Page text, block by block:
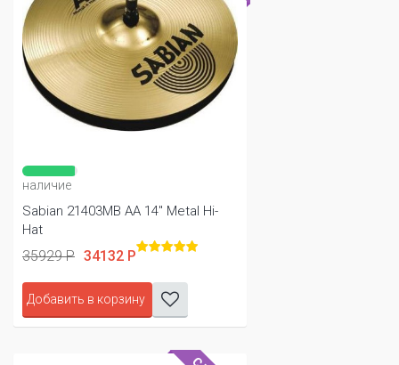
наличие
Sabian 21403MB AA 14" Metal Hi-
Hat
35929 Р 34132 Р
Добавить в корзину